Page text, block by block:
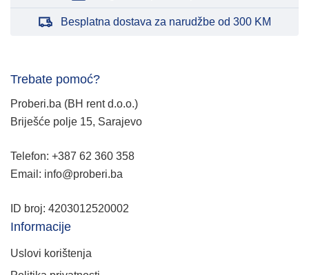
Besplatna dostava za narudžbe od 300 KM
Trebate pomoć?
Proberi.ba (BH rent d.o.o.)
Briješće polje 15, Sarajevo
Telefon: +387 62 360 358
Email: info@proberi.ba
ID broj: 4203012520002
Informacije
Uslovi korištenja